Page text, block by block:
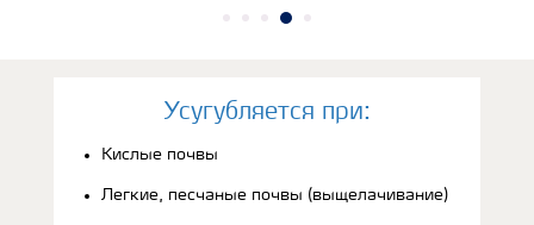
Усугубляется при:
Кислые почвы
Легкие, песчаные почвы (выщелачивание)